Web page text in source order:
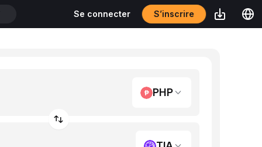
Se connecter S’inscrire
PHP